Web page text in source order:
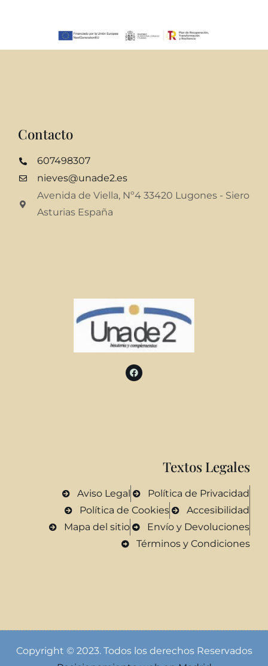
Contacto
607498307
nieves@unade2.es
Avenida de Viella, Nº4 33420 Lugones - Siero
Asturias España
Textos Legales
Aviso Legal
Política de Privacidad
Política de Cookies
Accesibilidad
Mapa del sitio
Envío y Devoluciones
Términos y Condiciones
Copyright © 2023. Todos los derechos Reservados